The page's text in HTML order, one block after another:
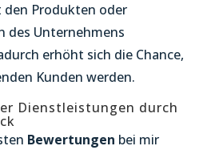
Produkten oder
des Unternehmens
erhöht sich die Chance,
Kunden werden.
Dienstleistungen durch
Bewertungen bei mir